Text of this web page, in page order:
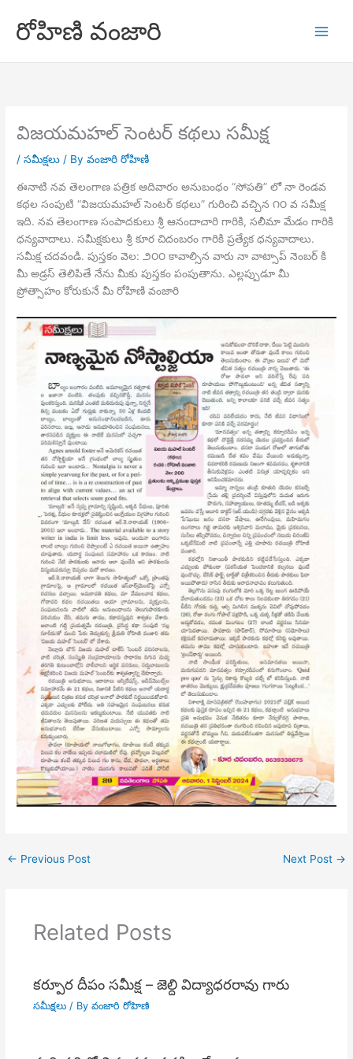
content
రోహిణి వంజారి
విజయమహల్ సెంటర్ కథలు సమీక్ష
/సమీక్షలు / Byవంజారి రోహిణి
ఈనాటి నవ తెలంగాణ పత్రిక ఆదివారం అనుబంధం “సోపతి” లో నా రెండవ
కథల సంపుటి “విజయమహల్ సెంటర్ కథలు” గురించి వచ్చిన ౧౦ వ సమీక్ష
ఇది. నవ తెలంగాణ సంపాదకులు శ్రీ ఆనందాచారి గారికి, సలీమా మేడం గారికి
ధన్యవాదాలు. సమీక్షకులు శ్రీ కూర చిదంబరం గారికి ప్రత్యేక ధన్యవాదాలు.
సమీక్ష చదవండి. పుస్తకం వెల: ౨౦౦ కావాల్సిన వారు నా వాట్సాప్ నెంబర్ కి
మీ అడ్రస్ తెలిపితే నేను మీకు పుస్తకం పంపుతాను. ఎల్లప్పుడూ మీ
ప్రోత్సాహం కోరుకునే మీ రోహిణి వంజారి
← Previous Post Next Post →
Related Posts
కర్పూర దీపం సమీక్ష – జెల్ది విద్యాధరరావు గారు
సమీక్షలు/ By వంజారి రోహిణి